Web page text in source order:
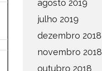
agosto 2019
julho 2019
dezembro 2018
novembro 2018
outubro 2018